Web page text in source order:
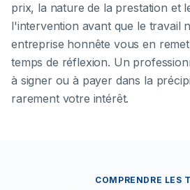
prix, la nature de la prestation et
l'intervention avant que le travail
entreprise honnête vous en
temps de réflexion. Un
à signer ou à payer dans la
rarement votre intérêt.
COMPRENDRE LES